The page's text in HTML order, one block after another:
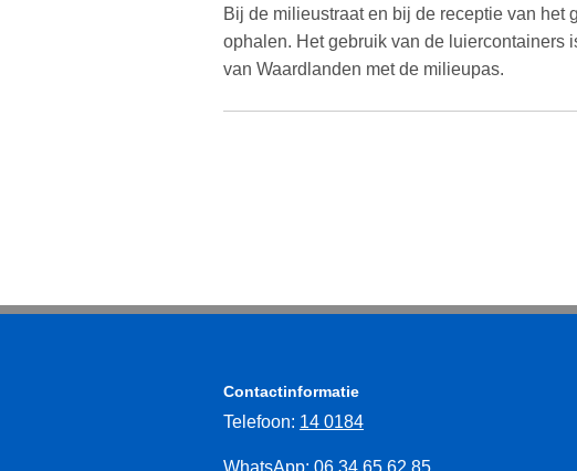
Bij de milieustraat en bij de receptie van het
ophalen. Het gebruik van de luiercontainers
van Waardlanden met de milieupas.
Contactinformatie
Telefoon: 14 0184